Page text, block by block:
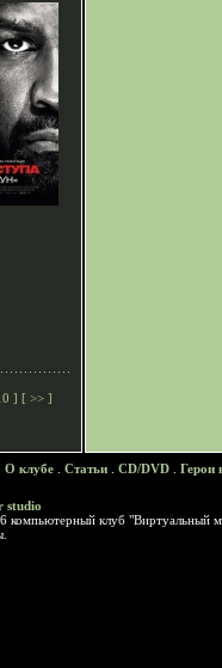
] [ >> ]
О клубе Статьи CD/DVD Герои
studio
компьютерный клуб "Виртуальный